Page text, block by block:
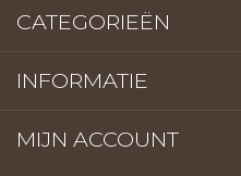
CATEGORIEËN
INFORMATIE
MIJN ACCOUNT